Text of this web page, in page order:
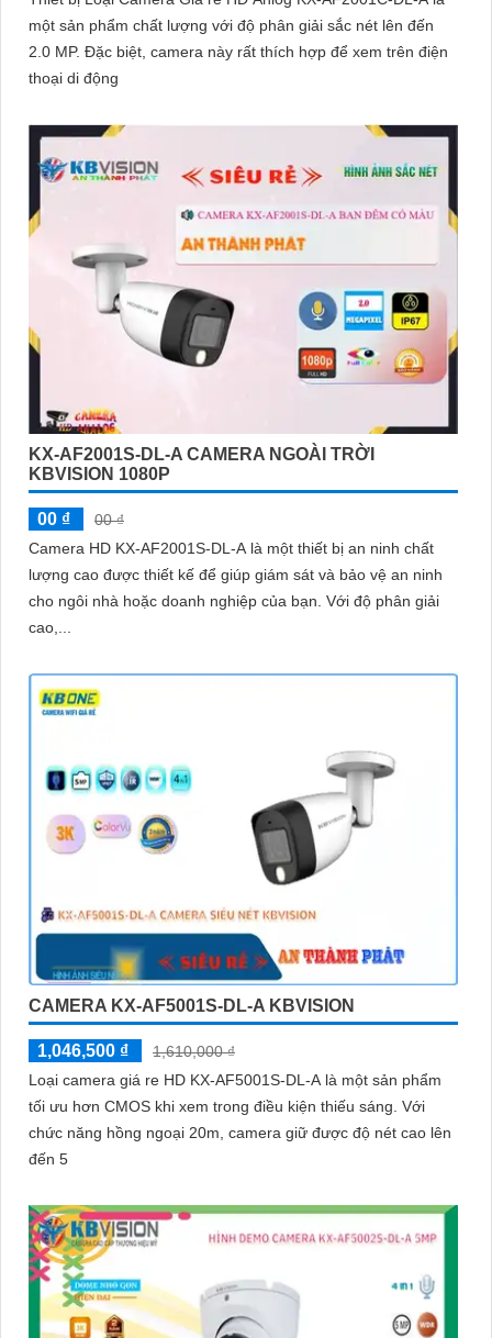
một sản phẩm chất lượng với độ phân giải sắc nét lên đến
2.0 MP. Đặc biệt, camera này rất thích hợp để xem trên điện
thoại di động
KX-AF2001S-DL-A CAMERA NGOÀI TRỜI
KBVISION 1080P
00 ₫
00 ₫
Camera HD KX-AF2001S-DL-A là một thiết bị an ninh chất
lượng cao được thiết kế để giúp giám sát và bảo vệ an ninh
cho ngôi nhà hoặc doanh nghiệp của bạn. Với độ phân giải
cao,...
CAMERA KX-AF5001S-DL-A KBVISION
1,046,500 ₫
1,610,000 ₫
Loại camera giá re HD KX-AF5001S-DL-A là một sản phẩm
tối ưu hơn CMOS khi xem trong điều kiện thiếu sáng. Với
chức năng hồng ngoại 20m, camera giữ được độ nét cao lên
đến 5